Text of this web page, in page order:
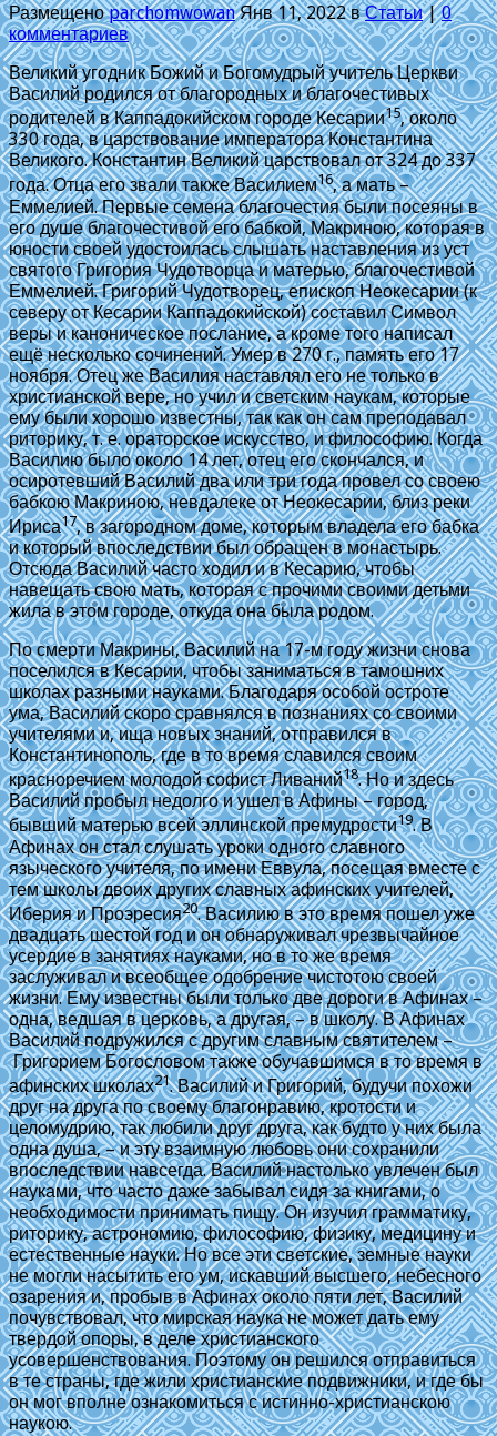
РазмещеноparchomwowanЯнв 11, 2022 вСтатьи|0
комментариев
Великий угодник Божий и Богомудрый учитель Церкви
Василий родился от благородных и благочестивых
родителей в Каппадокийском городе Кесарии15, около
330 года, в царствование императора Константина
Великого. Константин Великий царствовал от 324 до 337
года. Отца его звали также Василием16, а мать –
Еммелией. Первые семена благочестия были посеяны в
его душе благочестивой его бабкой, Макриною, которая в
юности своей удостоилась слышать наставления из уст
святого Григория Чудотворца и матерью, благочестивой
Еммелией. Григорий Чудотворец, епископ Неокесарии (к
северу от Кесарии Каппадокийской) составил Символ
веры и каноническое послание, а кроме того написал
ещё несколько сочинений. Умер в 270 г., память его 17
ноября. Отец же Василия наставлял его не только в
христианской вере, но учил и светским наукам, которые
ему были хорошо известны, так как он сам преподавал
риторику, т. е. ораторское искусство, и философию. Когда
Василию было около 14 лет, отец его скончался, и
осиротевший Василий два или три года провел со своею
бабкою Макриною, невдалеке от Неокесарии, близ реки
Ириса17, в загородном доме, которым владела его бабка
и который впоследствии был обращен в монастырь.
Отсюда Василий часто ходил и в Кесарию, чтобы
навещать свою мать, которая с прочими своими детьми
жила в этом городе, откуда она была родом.
По смерти Макрины, Василий на 17-м году жизни снова
поселился в Кесарии, чтобы заниматься в тамошних
школах разными науками. Благодаря особой остроте
ума, Василий скоро сравнялся в познаниях со своими
учителями и, ища новых знаний, отправился в
Константинополь, где в то время славился своим
красноречием молодой софист Ливаний18. Но и здесь
Василий пробыл недолго и ушел в Афины – город,
бывший матерью всей эллинской премудрости19. В
Афинах он стал слушать уроки одного славного
языческого учителя, по имени Еввула, посещая вместе с
тем школы двоих других славных афинских учителей,
Иберия и Проэресия20. Василию в это время пошел уже
двадцать шестой год и он обнаруживал чрезвычайное
усердие в занятиях науками, но в то же время
заслуживал и всеобщее одобрение чистотою своей
жизни. Ему известны были только две дороги в Афинах –
одна, ведшая в церковь, а другая, – в школу. В Афинах
Василий подружился с другим славным святителем –
Григорием Богословом также обучавшимся в то время в
афинских школах21. Василий и Григорий, будучи похожи
друг на друга по своему благонравию, кротости и
целомудрию, так любили друг друга, как будто у них была
одна душа, – и эту взаимную любовь они сохранили
впоследствии навсегда. Василий настолько увлечен был
науками, что часто даже забывал сидя за книгами, о
необходимости принимать пищу. Он изучил грамматику,
риторику, астрономию, философию, физику, медицину и
естественные науки. Но все эти светские, земные науки
не могли насытить его ум, искавший высшего, небесного
озарения и, пробыв в Афинах около пяти лет, Василий
почувствовал, что мирская наука не может дать ему
твердой опоры, в деле христианского
усовершенствования. Поэтому он решился отправиться
в те страны, где жили христианские подвижники, и где бы
он мог вполне ознакомиться с истинно-христианскою
наукою.